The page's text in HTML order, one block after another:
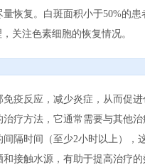
恢复。白斑面积小于50%的
关注色素细胞的恢复情况。
疫反应，减少炎症，从而促
疗方法，它通常需要与其他治
隔时间（至少2小时以上），
接触水源，有助于提高治疗